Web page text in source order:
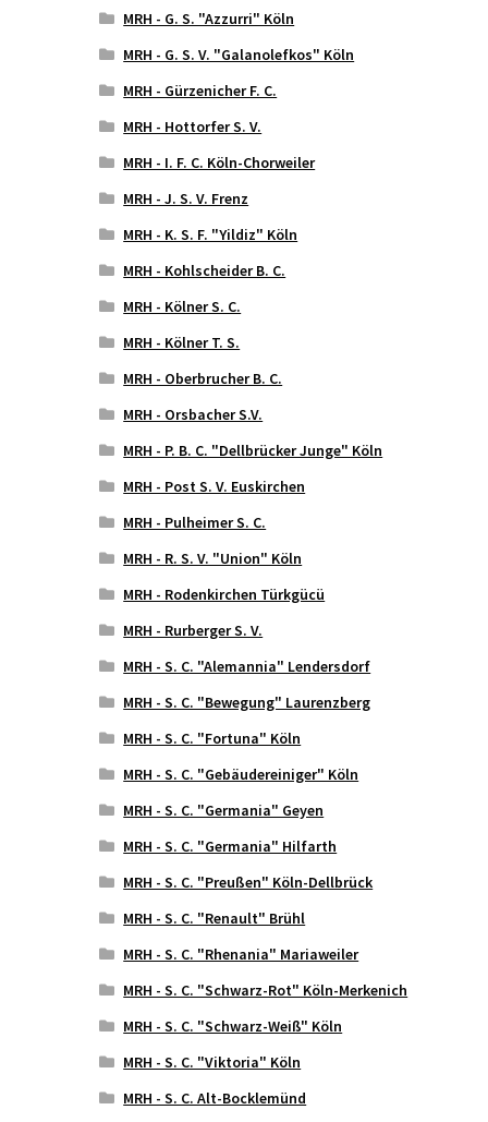
MRH - G. S. "Azzurri" Köln
MRH - G. S. V. "Galanolefkos" Köln
MRH - Gürzenicher F. C.
MRH - Hottorfer S. V.
MRH - I. F. C. Köln-Chorweiler
MRH - J. S. V. Frenz
MRH - K. S. F. "Yildiz" Köln
MRH - Kohlscheider B. C.
MRH - Kölner S. C.
MRH - Kölner T. S.
MRH - Oberbrucher B. C.
MRH - Orsbacher S.V.
MRH - P. B. C. "Dellbrücker Junge" Köln
MRH - Post S. V. Euskirchen
MRH - Pulheimer S. C.
MRH - R. S. V. "Union" Köln
MRH - Rodenkirchen Türkgücü
MRH - Rurberger S. V.
MRH - S. C. "Alemannia" Lendersdorf
MRH - S. C. "Bewegung" Laurenzberg
MRH - S. C. "Fortuna" Köln
MRH - S. C. "Gebäudereiniger" Köln
MRH - S. C. "Germania" Geyen
MRH - S. C. "Germania" Hilfarth
MRH - S. C. "Preußen" Köln-Dellbrück
MRH - S. C. "Renault" Brühl
MRH - S. C. "Rhenania" Mariaweiler
MRH - S. C. "Schwarz-Rot" Köln-Merkenich
MRH - S. C. "Schwarz-Weiß" Köln
MRH - S. C. "Viktoria" Köln
MRH - S. C. Alt-Bocklemünd